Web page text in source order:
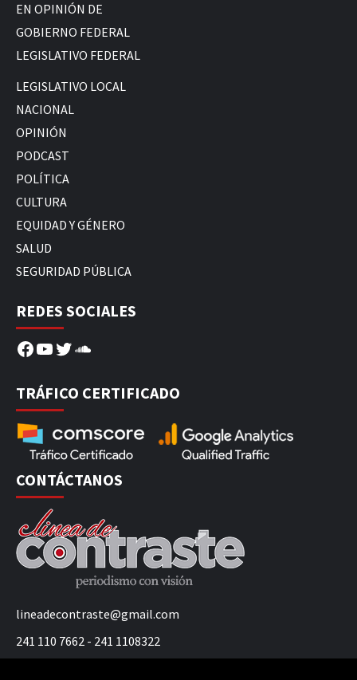
EN OPINIÓN DE
GOBIERNO FEDERAL
LEGISLATIVO FEDERAL
LEGISLATIVO LOCAL
NACIONAL
OPINIÓN
PODCAST
POLÍTICA
CULTURA
EQUIDAD Y GÉNERO
SALUD
SEGURIDAD PÚBLICA
REDES SOCIALES
Facebook
YouTube
Twitter
SoundCloud
TRÁFICO CERTIFICADO
CONTÁCTANOS
lineadecontraste@gmail.com
241 110 7662 - 241 1108322